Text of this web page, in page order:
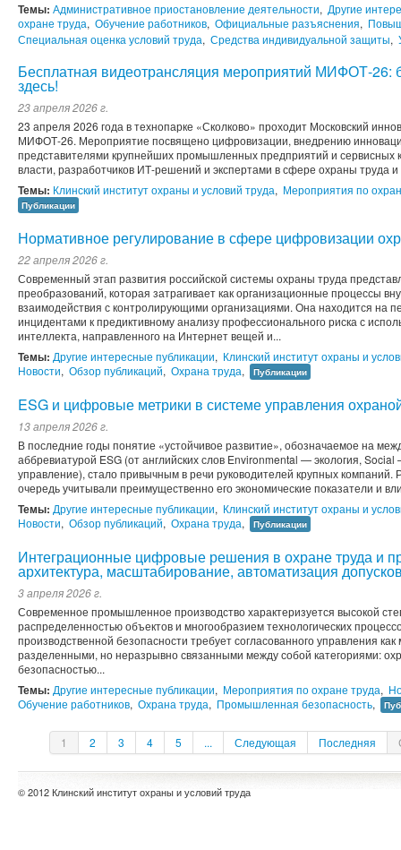
Темы: Административное приостановление деятельности, Другие
охране труда, Обучение работников, Официальные разъяснения,
Специальная оценка условий труда, Средства индивидуальной защиты,
Бесплатная видеотрансляция мероприятий МИФОТ-26:
здесь!
23 апреля 2026 г.
23 апреля 2026 года в технопарке «Сколково» проходит Московский
МИФОТ-26. Мероприятие посвящено цифровизации, внедрению
представителями крупнейших промышленных предприятий и сервисных
власти, разработчиков ИТ-решений и экспертами в сфере охраны труда
Темы: Клинский институт охраны и условий труда, Мероприятия по
Публикации
Нормативное регулирование в сфере цифровизации
22 апреля 2026 г.
Современный этап развития российской системы охраны труда
преобразований, которая затрагивает как организационные процессы
взаимодействия с контролирующими организациями. Она находится на
инцидентами к предиктивному анализу профессионального риска с
интеллекта, направленного на Интернет вещей и...
Темы: Другие интересные публикации, Клинский институт охраны и
Новости, Обзор публикаций, Охрана труда, Публикации
ESG и цифровые метрики в системе управления
13 апреля 2026 г.
В последние годы понятие «устойчивое развитие», обозначаемое на
аббревиатурой ESG (от английских слов Environmental — экология,
управление), стало привычным в речи руководителей крупных
очередь учитывали преимущественно его экономические показатели и
Темы: Другие интересные публикации, Клинский институт охраны и
Новости, Обзор публикаций, Охрана труда, Публикации
Интеграционные цифровые решения в охране труда и
архитектура, масштабирование, автоматизация
3 апреля 2026 г.
Современное промышленное производство характеризуется высокой
распределенностью объектов и многообразием технологических
производственной безопасности требует согласованного управления
разделенными, но неразрывно связанными между собой категориями:
безопасностью...
Темы: Другие интересные публикации, Мероприятия по охране труда,
Обучение работников, Охрана труда, Промышленная безопасность,
1 2 3 4 5 ... Следующая Последняя
© 2012 Клинский институт охраны и условий труда